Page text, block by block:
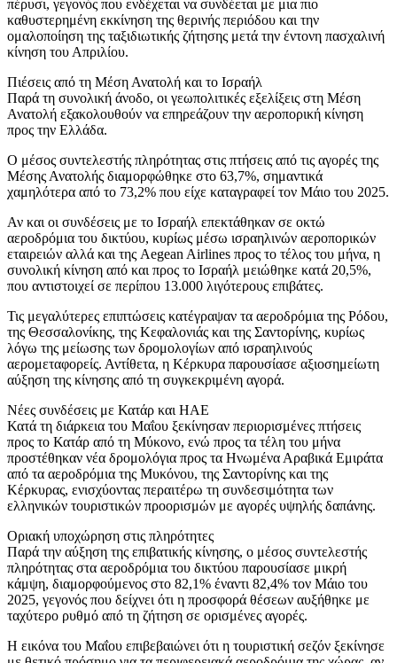
πέρυσι, γεγονός που ενδέχεται να συνδέεται με μια πιο
καθυστερημένη εκκίνηση της θερινής περιόδου και την
ομαλοποίηση της ταξιδιωτικής ζήτησης μετά την έντονη πασχαλινή
κίνηση του Απριλίου.
Πιέσεις από τη Μέση Ανατολή και το Ισραήλ
Παρά τη συνολική άνοδο, οι γεωπολιτικές εξελίξεις στη Μέση
Ανατολή εξακολουθούν να επηρεάζουν την αεροπορική κίνηση
προς την Ελλάδα.
Ο μέσος συντελεστής πληρότητας στις πτήσεις από τις αγορές της
Μέσης Ανατολής διαμορφώθηκε στο 63,7%, σημαντικά
χαμηλότερα από το 73,2% που είχε καταγραφεί τον Μάιο του 2025.
Αν και οι συνδέσεις με το Ισραήλ επεκτάθηκαν σε οκτώ
αεροδρόμια του δικτύου, κυρίως μέσω ισραηλινών αεροπορικών
εταιρειών αλλά και της Aegean Airlines προς το τέλος του μήνα, η
συνολική κίνηση από και προς το Ισραήλ μειώθηκε κατά 20,5%,
που αντιστοιχεί σε περίπου 13.000 λιγότερους επιβάτες.
Τις μεγαλύτερες επιπτώσεις κατέγραψαν τα αεροδρόμια της Ρόδου,
της Θεσσαλονίκης, της Κεφαλονιάς και της Σαντορίνης, κυρίως
λόγω της μείωσης των δρομολογίων από ισραηλινούς
αερομεταφορείς. Αντίθετα, η Κέρκυρα παρουσίασε αξιοσημείωτη
αύξηση της κίνησης από τη συγκεκριμένη αγορά.
Νέες συνδέσεις με Κατάρ και ΗΑΕ
Κατά τη διάρκεια του Μαΐου ξεκίνησαν περιορισμένες πτήσεις
προς το Κατάρ από τη Μύκονο, ενώ προς τα τέλη του μήνα
προστέθηκαν νέα δρομολόγια προς τα Ηνωμένα Αραβικά Εμιράτα
από τα αεροδρόμια της Μυκόνου, της Σαντορίνης και της
Κέρκυρας, ενισχύοντας περαιτέρω τη συνδεσιμότητα των
ελληνικών τουριστικών προορισμών με αγορές υψηλής δαπάνης.
Οριακή υποχώρηση στις πληρότητες
Παρά την αύξηση της επιβατικής κίνησης, ο μέσος συντελεστής
πληρότητας στα αεροδρόμια του δικτύου παρουσίασε μικρή
κάμψη, διαμορφούμενος στο 82,1% έναντι 82,4% τον Μάιο του
2025, γεγονός που δείχνει ότι η προσφορά θέσεων αυξήθηκε με
ταχύτερο ρυθμό από τη ζήτηση σε ορισμένες αγορές.
Η εικόνα του Μαΐου επιβεβαιώνει ότι η τουριστική σεζόν ξεκίνησε